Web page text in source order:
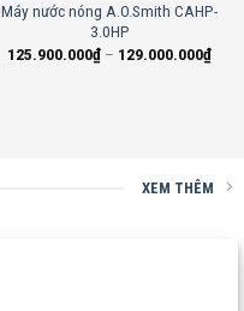
Máy nước nóng A.O.Smith CAHP-
3.0HP
125.900.000₫ – 129.000.000₫
XEM THÊM